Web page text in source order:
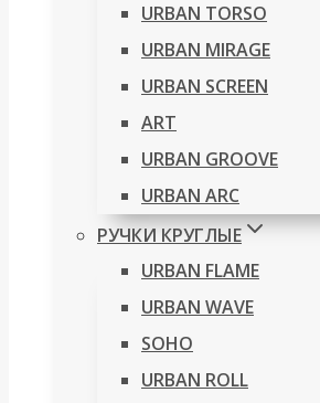
URBAN TORSO
URBAN MIRAGE
URBAN SCREEN
ART
URBAN GROOVE
URBAN ARC
РУЧКИ КРУГЛЫЕ
URBAN FLAME
URBAN WAVE
SOHO
URBAN ROLL